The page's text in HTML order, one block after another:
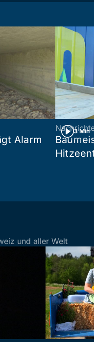
Alarm
3 Min
und aller Welt